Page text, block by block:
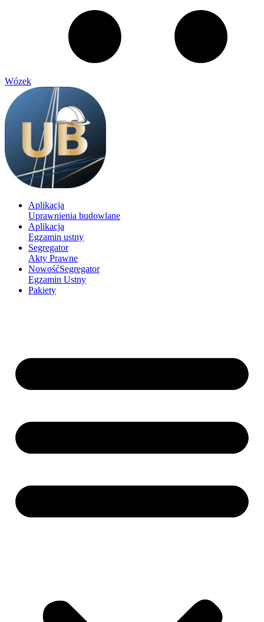
Wózek
Aplikacja
Uprawnienia budowlane
Aplikacja
Egzamin ustny
Segregator
Akty Prawne
NowośćSegregator
Egzamin Ustny
Pakiety